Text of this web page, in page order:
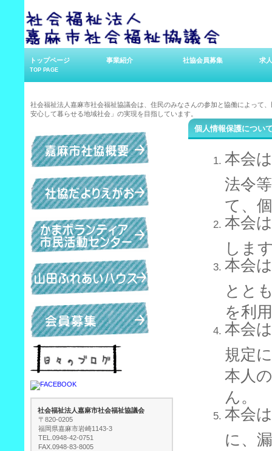
社会福祉法人嘉麻市社会福祉協議会は、住民のみなさんの参加と協働によって
安心して暮らせる地域社会」の実現を目指しています。
個人情報保護につい
本会
法令
て、
本会
しま
本会
とと
を利
本会
規定
本人
ん。
本会
に、
トップページ
TOP PAGE
事業紹介 社協会員募集 求
社会福祉法人嘉麻市社会福祉協議会
〒820-0205
福岡県嘉麻市岩崎1143-3
TEL.0948-42-0751
FAX.0948-83-8005